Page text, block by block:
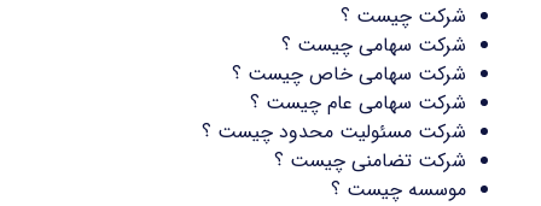
شرکت چیست ؟
شرکت سهامی چیست ؟
شرکت سهامی خاص چیست ؟
شرکت سهامی عام چیست ؟
شرکت مسئولیت محدود چیست ؟
شرکت تضامنی چیست ؟
موسسه چیست ؟